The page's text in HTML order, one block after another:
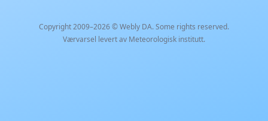
Copyright 2009–2026 ©Webly DA. Some rights reserved.
Værvarsel levert av Meteorologisk institutt.